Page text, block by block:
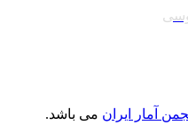
آمار ایرانمی باشد.